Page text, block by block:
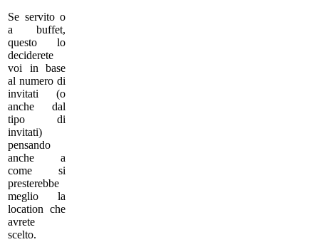
Se servito o
a buffet,
questo lo
deciderete
voi in base
al numero di
invitati (o
anche dal
tipo di
invitati)
pensando
anche a
come si
presterebbe
meglio la
location che
avrete
scelto.